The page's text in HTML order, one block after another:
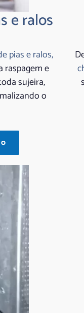
e ralos
pias e ralos,
raspagem e
sujeira,
o